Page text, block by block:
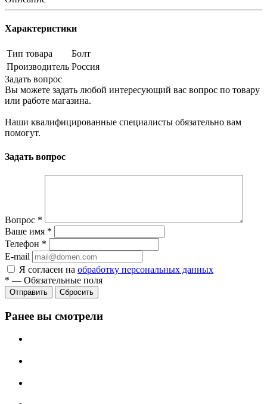
Характеристики
Тип товара
Болт
Производитель Россия
Задать вопрос
Вы можете задать любой интересующий вас вопрос по товару
или работе магазина.
Наши квалифицированные специалисты обязательно вам
помогут.
Задать вопрос
Вопрос *
Ваше имя *
Телефон *
E-mail
Я согласен на обработку персональных данных
* — Обязательные поля
Сбросить
Ранее вы смотрели